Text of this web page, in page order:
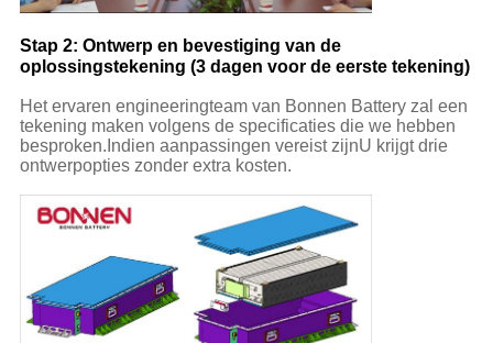
Stap 2: Ontwerp en bevestiging van de
oplossingstekening (3 dagen voor de eerste tekening)
Het ervaren engineeringteam van Bonnen Battery zal een
tekening maken volgens de specificaties die we hebben
besproken.Indien aanpassingen vereist zijnU krijgt drie
ontwerpopties zonder extra kosten.